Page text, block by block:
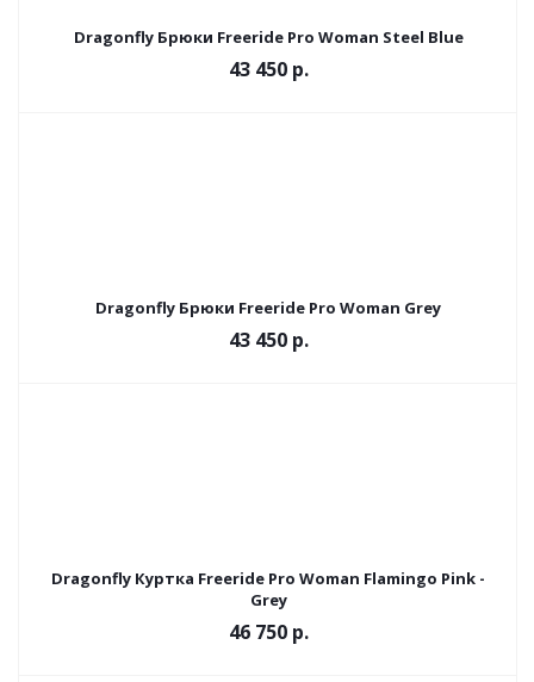
Dragonfly Брюки Freeride Pro Woman Steel Вlue
43 450 р.
Dragonfly Брюки Freeride Pro Woman Grey
43 450 р.
Dragonfly Куртка Freeride Pro Woman Flamingo Pink -
Grey
46 750 р.